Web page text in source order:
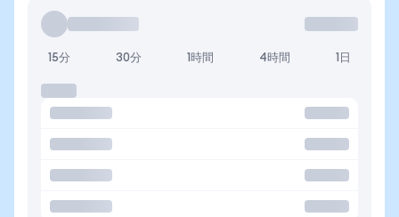
15分 30分 1時間 4時間 1日